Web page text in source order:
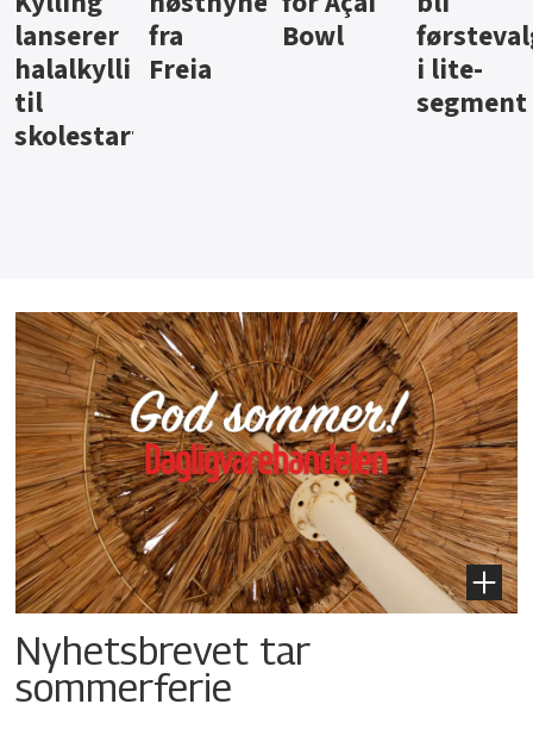
Bowl
førstevalg
i lite-
Berentsen
Hansa
Nyhetsbrevet tar
sommerferie